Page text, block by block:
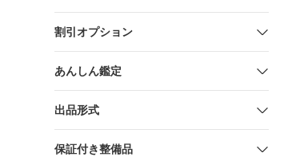
割引オプション
あんしん鑑定
出品形式
保証付き整備品